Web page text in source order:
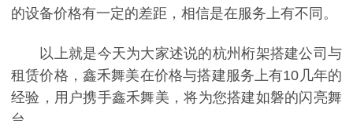
的设备价格有一定的差距，相信是在服务上有不同。
以上就是今天为大家述说的杭州桁架搭建公司与
租赁价格，鑫禾舞美在价格与搭建服务上有10几年的
经验，用户携手鑫禾舞美，将为您搭建如磐的闪亮舞